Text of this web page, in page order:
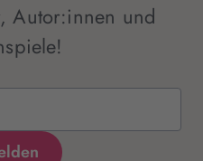
Autor:innen und